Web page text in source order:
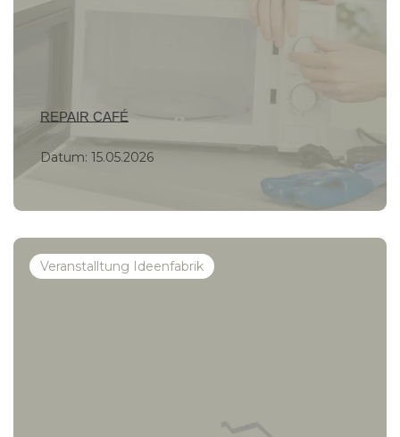
REPAIR CAFÉ
Datum: 15.05.2026
Veranstalltung Ideenfabrik